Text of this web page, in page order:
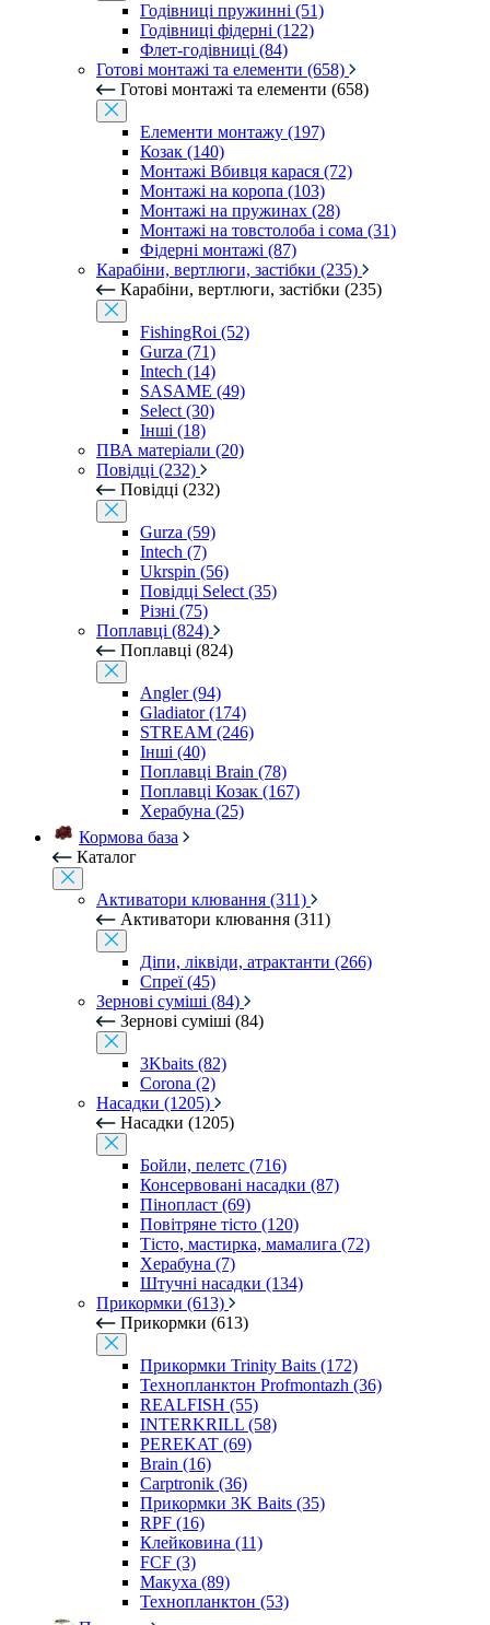
Годівниці пружинні (51)
Годівниці фідерні (122)
Флет-годівниці (84)
Готові монтажі та елементи (658)
Готові монтажі та елементи (658)
Елементи монтажу (197)
Козак (140)
Монтажі Вбивця карася (72)
Монтажі на коропа (103)
Монтажі на пружинах (28)
Монтажі на товстолоба і сома (31)
Фідерні монтажі (87)
Карабіни, вертлюги, застібки (235)
Карабіни, вертлюги, застібки (235)
FishingRoi (52)
Gurza (71)
Intech (14)
SASAME (49)
Select (30)
Інші (18)
ПВА матеріали (20)
Повідці (232)
Повідці (232)
Gurza (59)
Intech (7)
Ukrspin (56)
Повідці Select (35)
Різні (75)
Поплавці (824)
Поплавці (824)
Angler (94)
Gladiator (174)
STREAM (246)
Інші (40)
Поплавці Brain (78)
Поплавці Козак (167)
Херабуна (25)
Кормова база
Каталог
Активатори клювання (311)
Активатори клювання (311)
Діпи, ліквіди, атрактанти (266)
Спреї (45)
Зернові суміші (84)
Зернові суміші (84)
3Kbaits (82)
Corona (2)
Насадки (1205)
Насадки (1205)
Бойли, пелетс (716)
Консервовані насадки (87)
Пінопласт (69)
Повітряне тісто (120)
Тісто, мастирка, мамалига (72)
Херабуна (7)
Штучні насадки (134)
Прикормки (613)
Прикормки (613)
Прикормки Trinity Baits (172)
Технопланктон Profmontazh (36)
REALFISH (55)
INTERKRILL (58)
PEREKAT (69)
Brain (16)
Carptronik (36)
Прикормки 3K Baits (35)
RPF (16)
Клейковина (11)
FCF (3)
Макуха (89)
Технопланктон (53)